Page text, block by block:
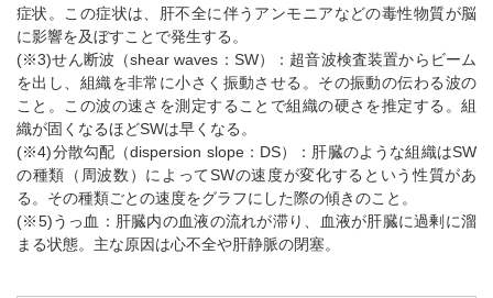
症状。この症状は、肝不全に伴うアンモニアなどの毒性物質が脳
に影響を及ぼすことで発生する。
(※3)せん断波（shear waves：SW）：超音波検査装置からビーム
を出し、組織を非常に小さく振動させる。その振動の伝わる波の
こと。この波の速さを測定することで組織の硬さを推定する。組
織が固くなるほどSWは早くなる。
(※4)分散勾配（dispersion slope：DS）：肝臓のような組織はSW
の種類（周波数）によってSWの速度が変化するという性質があ
る。その種類ごとの速度をグラフにした際の傾きのこと。
(※5)うっ血：肝臓内の血液の流れが滞り、血液が肝臓に過剰に溜
まる状態。主な原因は心不全や肝静脈の閉塞。